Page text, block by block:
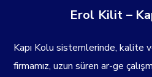
Erol Kilit –
Kapı Kolu sistemlerinde, kalite
firmamız, uzun süren ar-ge